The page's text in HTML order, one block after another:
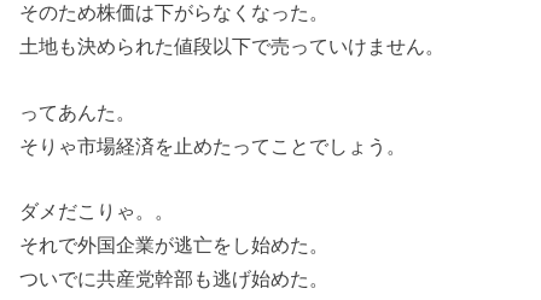
そのため株価は下がらなくなった。
土地も決められた値段以下で売っていけません。
ってあんた。
そりゃ市場経済を止めたってことでしょう。
ダメだこりゃ。。
それで外国企業が逃亡をし始めた。
ついでに共産党幹部も逃げ始めた。